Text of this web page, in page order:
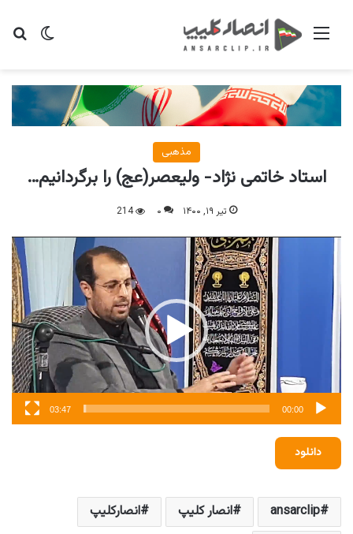
تغییر منو
مذهبی
استاد خاتمی نژاد- ولیعصر(عج) را برگردانیم…
تیر ۱۹, ۱۴۰۰ ۰ 214
نمایشگر
ویدیو
00:00
03:47
دانلود
ansarclip انصار کلیپ
انصارکلیپ